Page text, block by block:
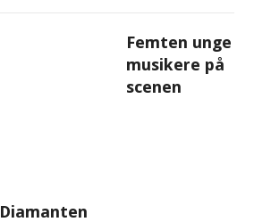
Diamanten
Femten unge
musikere på
scenen